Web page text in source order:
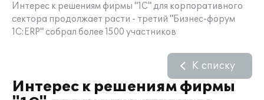
Интерес к решениям фирмы "1С" для корпоративного
сектора продолжает расти - третий "Бизнес-форум
1С:ERP" собрал более 1500 участников
Интерес к решениям фирмы
К списку